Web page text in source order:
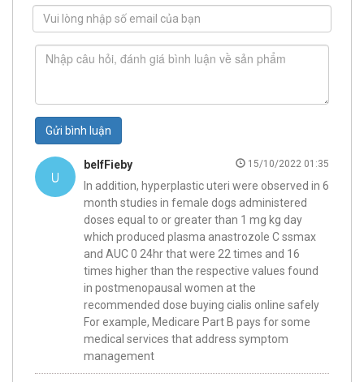
Gửi bình luận
belfFieby 15/10/2022 01:35
In addition, hyperplastic uteri were observed in 6
month studies in female dogs administered
doses equal to or greater than 1 mg kg day
which produced plasma anastrozole C ssmax
and AUC 0 24hr that were 22 times and 16
times higher than the respective values found
in postmenopausal women at the
recommended dose buying cialis online safely
For example, Medicare Part B pays for some
medical services that address symptom
management